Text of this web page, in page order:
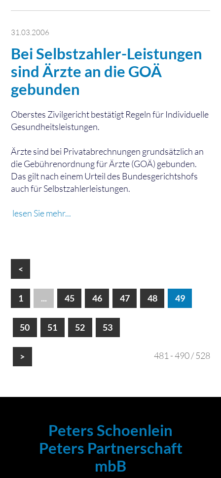
31.03.2006
Bei Selbstzahler-Leistungen
sind Ärzte an die GOÄ
gebunden
Oberstes Zivilgericht bestätigt Regeln für Individuelle
Gesundheitsleistungen.
Ärzte sind bei Privatabrechnungen grundsätzlich an
die Gebührenordnung für Ärzte (GOÄ) gebunden.
Das gilt nach einem Urteil des Bundesgerichtshofs
auch für Selbstzahlerleistungen.
lesen Sie mehr...
<
1 ... 45 46 47 48 49
50 51 52 53
> 481 - 490 / 528
Peters Schoenlein
Peters Partnerschaft
mbB